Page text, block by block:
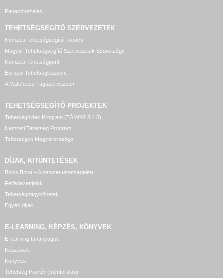
Panaszkezelés
TEHETSÉGSEGÍTŐ SZERVEZETEK
Nemzeti Tehetségsegítő Tanács
Magyar Tehetségsegítő Szervezetek Szövetsége
Nemzeti Tehetségpont
Európai Tehetségközpont
A Matehetsz Tagszervezetei
TEHETSÉGSEGÍTŐ PROJEKTEK
Tehetséghidak Program (TÁMOP 3.4.5)
Nemzeti Tehetség Program
Tehetségek Magyarországa
DÍJAK, KITÜNTETÉSEK
Bonis Bona – A nemzet tehetségeiért
Felfedezettjeink
Tehetségnagykövetek
Egyéb díjak
E-LEARNING, KÉPZÉS, KÖNYVEK
E-learning tananyagok
Képzések
Könyvek
Tehetség Piactér (mentorálás)